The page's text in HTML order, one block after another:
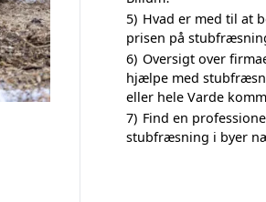
5) Hvad er med til at
prisen på
6) Oversigt over
hjælpe med
eller hele Varde
7) Find en
stubfræsning i byer